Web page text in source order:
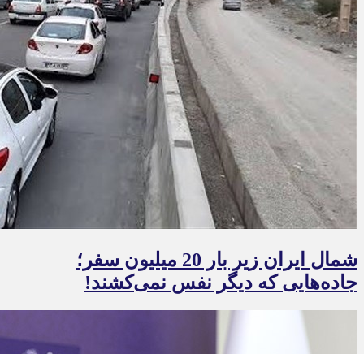
شمال ایران زیر بار 20 میلیون سفر؛
جاده‌هایی که دیگر نفس نمی‌کشند!